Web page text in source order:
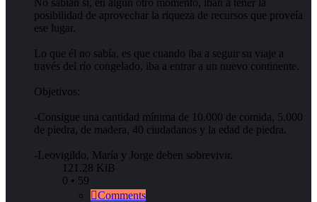
No sabían si, en algún otro momento, iban a tener la
posibilidad de aprovechar la riqueza de recursos que proveía
ese lugar.
Lo que él no sabía, es que cuando iba a seguir su viaje a
través del río congelado, iba a entrar a un nuevo continente.
Objetivos:
-Consigue una cantidad mínima de 10.000 de comida, 5.000
de piedra, de madera, 40 ciudadanos y la edad de piedra.
-Leovigildo, María y Jorge deben sobrevivir.
121.28 KiB
0 • 59
Comments